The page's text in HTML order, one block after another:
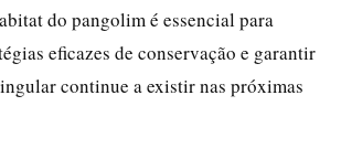
do pangolim é essencial para
eficazes de conservação e garantir
continue a existir nas próximas